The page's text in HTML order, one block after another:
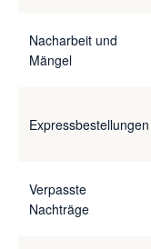
Nacharbeit und
Mängel
Expressbestellungen
Verpasste
Nachträge